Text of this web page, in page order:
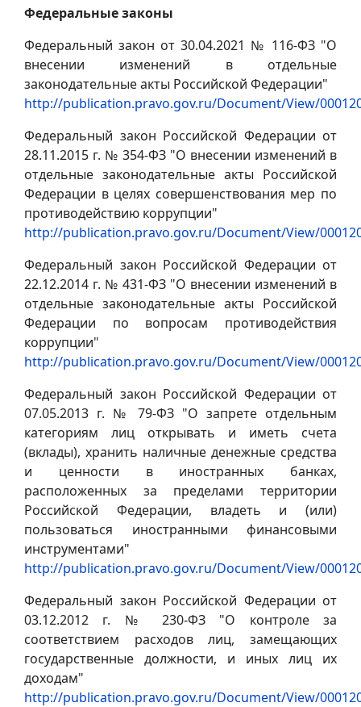
Федеральные законы
Федеральный закон от 30.04.2021 № 116-ФЗ "О
внесении изменений в отдельные
законодательные акты Российской Федерации"
http://publication.pravo.gov.ru/Document/View/
Федеральный закон Российской Федерации от
28.11.2015 г. № 354-ФЗ "О внесении изменений в
отдельные законодательные акты Российской
Федерации в целях совершенствования мер по
противодействию коррупции"
http://publication.pravo.gov.ru/Document/View/
Федеральный закон Российской Федерации от
22.12.2014 г. № 431-ФЗ "О внесении изменений в
отдельные законодательные акты Российской
Федерации по вопросам противодействия
коррупции"
http://publication.pravo.gov.ru/Document/View/
Федеральный закон Российской Федерации от
07.05.2013 г. № 79-ФЗ "О запрете отдельным
категориям лиц открывать и иметь счета
(вклады), хранить наличные денежные средства
и ценности в иностранных банках,
расположенных за пределами территории
Российской Федерации, владеть и (или)
пользоваться иностранными финансовыми
инструментами"
http://publication.pravo.gov.ru/Document/View/
Федеральный закон Российской Федерации от
03.12.2012 г. № 230-ФЗ "О контроле за
соответствием расходов лиц, замещающих
государственные должности, и иных лиц их
доходам"
http://publication.pravo.gov.ru/Document/View/